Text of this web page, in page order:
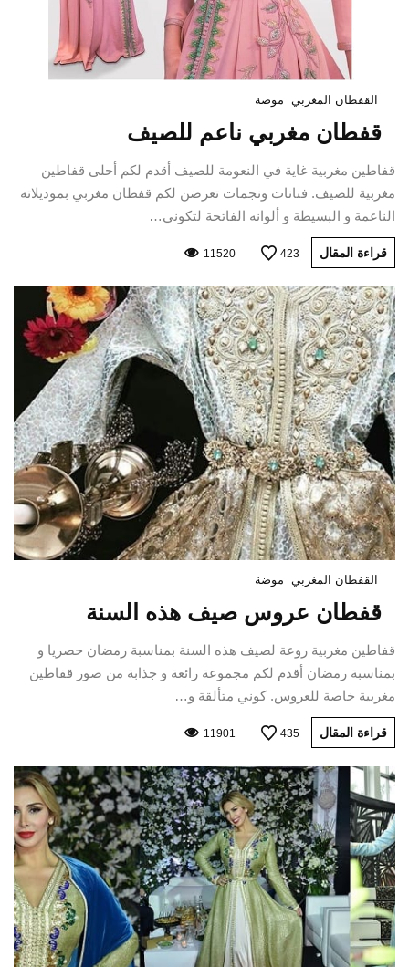
القفطان المغربي موضة
قفطان مغربي ناعم للصيف
قفاطين مغربية غاية في النعومة للصيف أقدم لكم أحلى قفاطين
مغربية للصيف. فنانات ونجمات تعرضن لكم قفطان مغربي بموديلاته
الناعمة و البسيطة و ألوانه الفاتحة لتكوني…
قراءة المقال 423
11520
القفطان المغربي موضة
قفطان عروس صيف هذه السنة
قفاطين مغربية روعة لصيف هذه السنة بمناسبة رمضان حصريا و
بمناسبة رمضان أقدم لكم مجموعة رائعة و جذابة من صور قفاطين
مغربية خاصة للعروس. كوني متألقة و…
قراءة المقال 435
11901